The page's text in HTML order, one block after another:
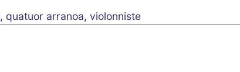
, quatuor arranoa,violonniste